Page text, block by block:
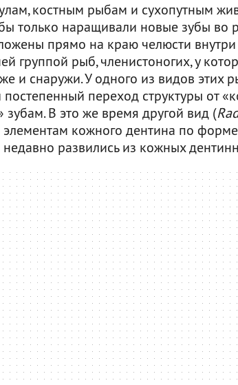
костным рыбам и сухопутным
только наращивали новые зубы во
прямо на краю челюсти внутри
группой рыб, членистоногих, у
и снаружи. У одного из видов этих
переход структуры от
зубам. В это же время другой вид (
кожного дентина по
недавно развились из кожных